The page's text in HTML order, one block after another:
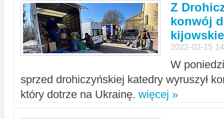
Z
konwój
2022-03-15
W
sprzed drohiczyńskiej katedry wyruszył
który dotrze na Ukrainę. więcej »